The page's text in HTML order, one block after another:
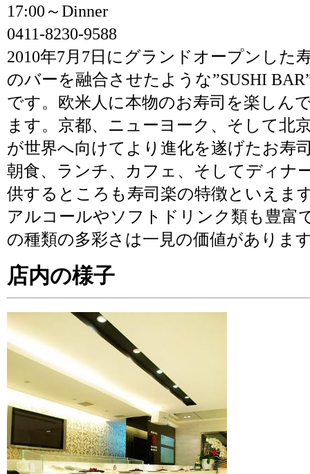
17:00～Dinner
0411-8230-9588
2010年7月7日にグランドオープンした
のバーを融合させたような”SUSHI
です。欧米人に本物のお寿司を楽しん
ます。京都、ニューヨーク、そして北
が世界へ向けてより進化を遂げたお寿
朝食、ランチ、カフェ、そしてディナ
供するところも寿司楽の特徴といえま
アルコールやソフトドリンク類も豊富
の種類の多彩さは一見の価値がありま
店内の様子